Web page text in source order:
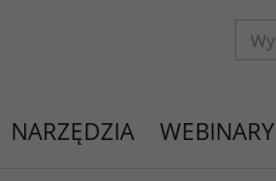
NARZĘDZIA WEBINARY